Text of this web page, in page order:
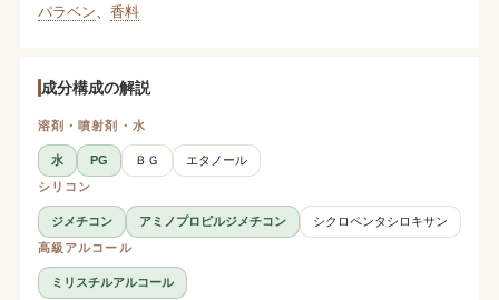
パラベン
香料
成分構成の解説
溶剤・噴射剤・水
水 PG ＢＧ
エタノール
シリコン
ジメチコン アミノプロピルジメチコン
シクロペンタシロキサン
高級アルコール
ミリスチルアルコール